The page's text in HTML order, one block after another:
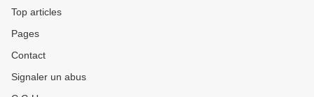
Top articles
Pages
Contact
Signaler un abus